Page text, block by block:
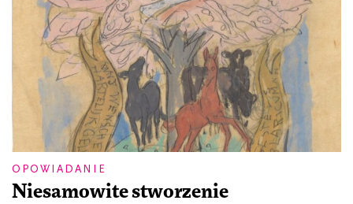
OPOWIADANIE
Niesamowite stworzenie